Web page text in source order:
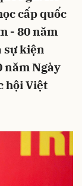
cấp quốc
- 80 năm
sự kiện
năm Ngày
hội Việt